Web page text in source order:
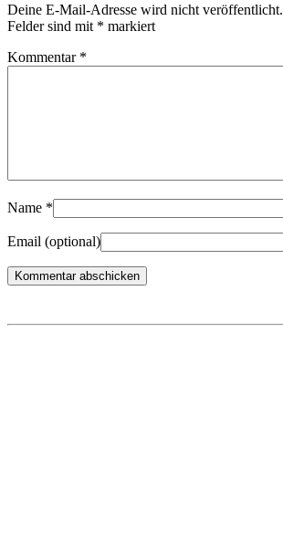
Deine E-Mail-Adresse wird nicht veröffentlicht.
Felder sind mit * markiert
Kommentar *
Name *
Email (optional)